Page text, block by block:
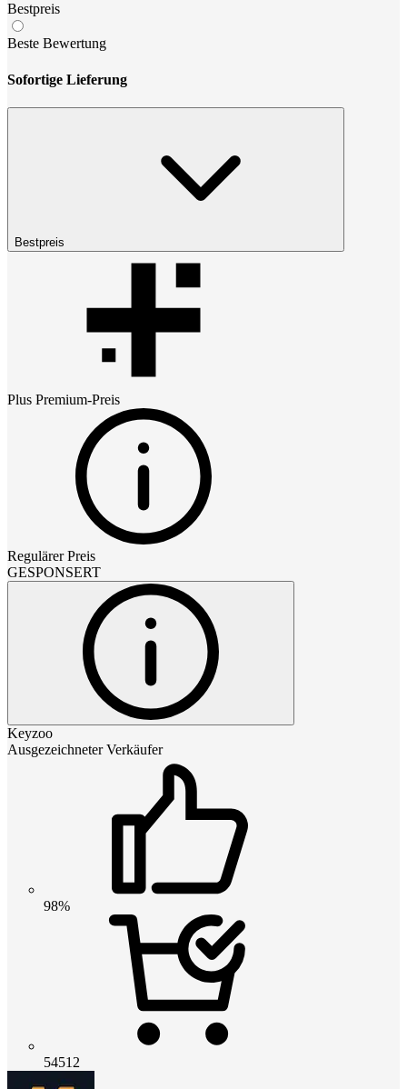
Bestpreis
Beste Bewertung
Sofortige Lieferung
Bestpreis
Plus Premium-Preis
Regulärer Preis
GESPONSERT
Keyzoo
Ausgezeichneter Verkäufer
98%
54512